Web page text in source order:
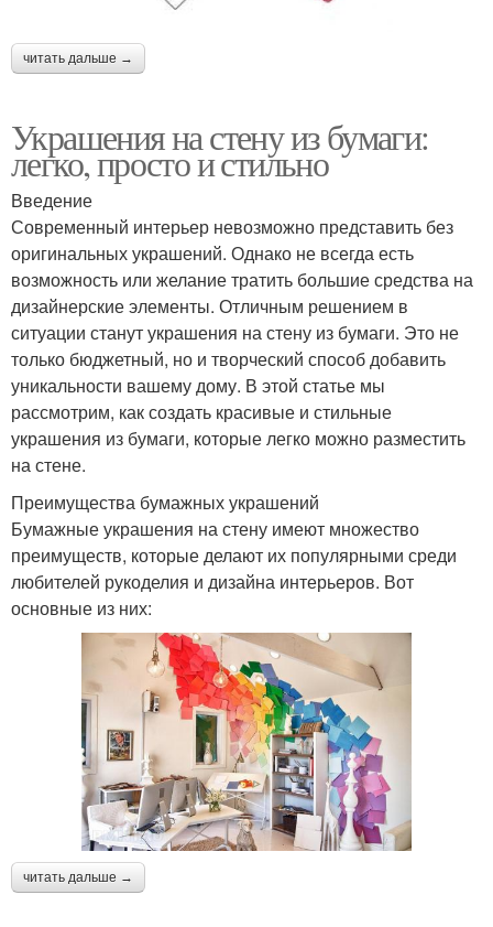
читать дальше →
Украшения на стену из бумаги:
легко, просто и стильно
Введение
Современный интерьер невозможно представить без
оригинальных украшений. Однако не всегда есть
возможность или желание тратить большие средства на
дизайнерские элементы. Отличным решением в
ситуации станут украшения на стену из бумаги. Это не
только бюджетный, но и творческий способ добавить
уникальности вашему дому. В этой статье мы
рассмотрим, как создать красивые и стильные
украшения из бумаги, которые легко можно разместить
на стене.
Преимущества бумажных украшений
Бумажные украшения на стену имеют множество
преимуществ, которые делают их популярными среди
любителей рукоделия и дизайна интерьеров. Вот
основные из них:
читать дальше →